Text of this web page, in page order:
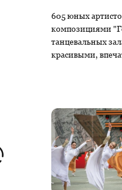
605 юных
композициями
танцевальных
красивыми,